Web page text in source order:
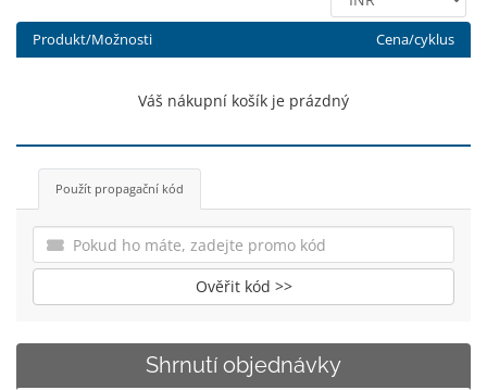
Produkt/Možnosti Cena/cyklus
Váš nákupní košík je prázdný
Použít propagační kód
Ověřit kód >>
Shrnutí objednávky